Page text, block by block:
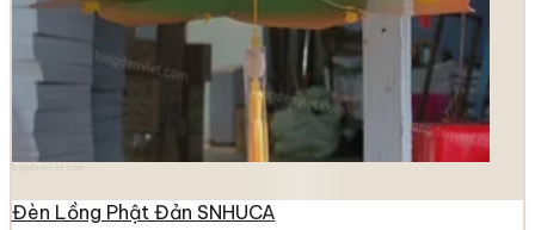
Đèn Lồng Phật Đản SNHUCA